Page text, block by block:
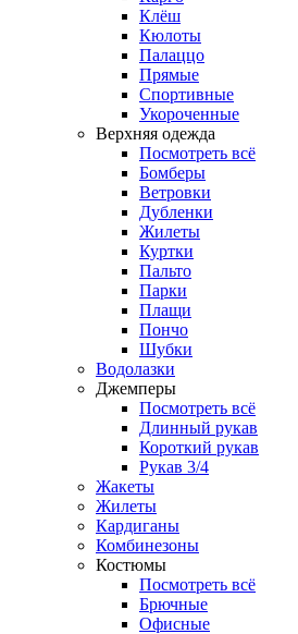
Клёш
Кюлоты
Палаццо
Прямые
Спортивные
Укороченные
Верхняя одежда
Посмотреть всё
Бомберы
Ветровки
Дубленки
Жилеты
Куртки
Пальто
Парки
Плащи
Пончо
Шубки
Водолазки
Джемперы
Посмотреть всё
Длинный рукав
Короткий рукав
Рукав 3/4
Жакеты
Жилеты
Кардиганы
Комбинезоны
Костюмы
Посмотреть всё
Брючные
Офисные